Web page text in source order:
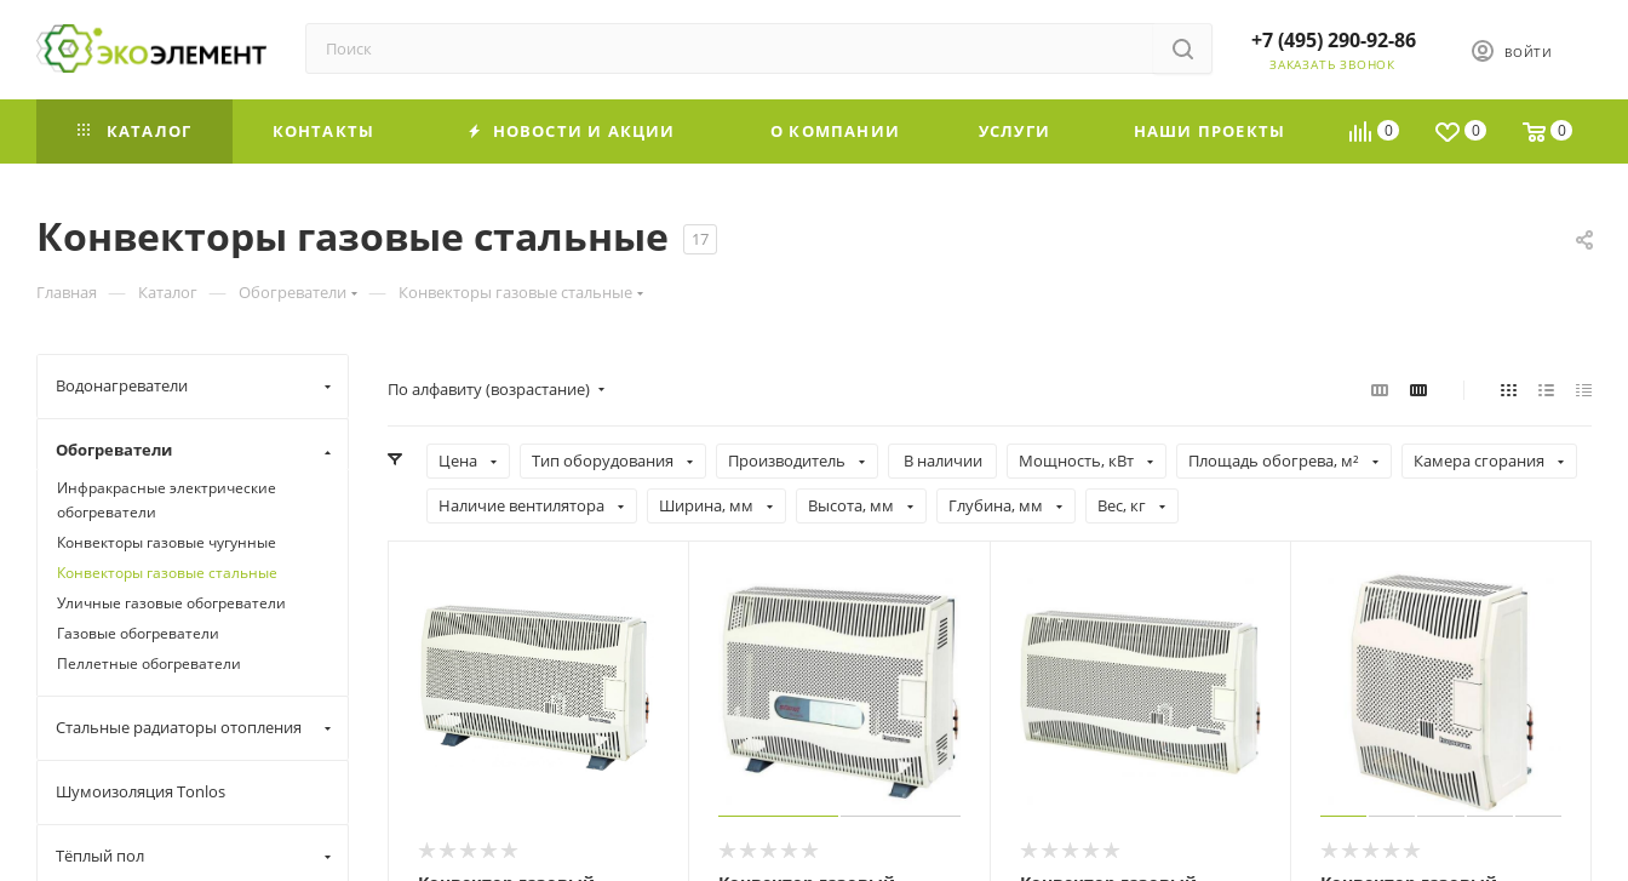
+7 (495) 290-92-86
ЗАКАЗАТЬ ЗВОНОК
ВОЙТИ
0 0 0
КАТАЛОГ КОНТАКТЫ НОВОСТИ И АКЦИИ О КОМПАНИИ УСЛУГИ НАШИ ПРОЕКТЫ
Конвекторы газовые стальные 17
Главная — Каталог — Обогреватели — Конвекторы газовые стальные
По алфавиту (возрастание)
Цена Тип оборудования Производитель В наличии Мощность, кВт Площадь обогрева, м² Камера сгорания
Наличие вентилятора Ширина, мм Высота, мм Глубина, мм Вес, кг
Водонагреватели
Обогреватели
Инфракрасные электрические
обогреватели
Конвекторы газовые чугунные
Конвекторы газовые стальные
Уличные газовые обогреватели
Газовые обогреватели
Пеллетные обогреватели
Стальные радиаторы отопления
Шумоизоляция Tonlos
Тёплый пол